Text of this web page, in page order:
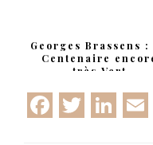
Georges Brassens :
Centenaire
très Vert